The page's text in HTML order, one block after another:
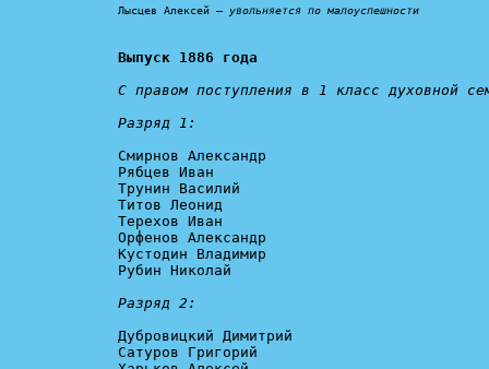
Лысцев Алексей – увольняется по малоуспешности
Выпуск 1886 года
С правом поступления в 1 класс духовной
Разряд 1:
Смирнов Александр
Рябцев Иван
Трунин Василий
Титов Леонид
Терехов Иван
Орфенов Александр
Кустодин Владимир
Рубин Николай
Разряд 2:
Дубровицкий Димитрий
Сатуров Григорий